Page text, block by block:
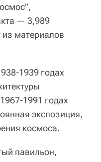
— 3,989
из материалов
1939 годах
1991 годах
экспозиция,
космоса.
павильон,